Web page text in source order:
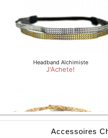
Accessoires